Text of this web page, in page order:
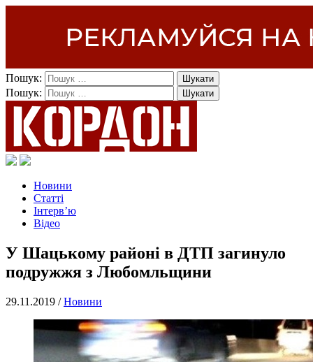
Пошук:
Пошук:
Новини
Статті
Інтерв’ю
Відео
У Шацькому районі в ДТП загинуло
подружжя з Любомльщини
29.11.2019 /Новини